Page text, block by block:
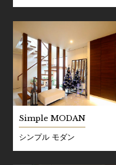
Simple MODAN
シンプル モダン